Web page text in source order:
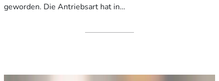
geworden. Die Antriebsart hat in…